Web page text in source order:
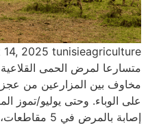
متسارعا لمرض الحمى
مخاوف بين المزارعين من